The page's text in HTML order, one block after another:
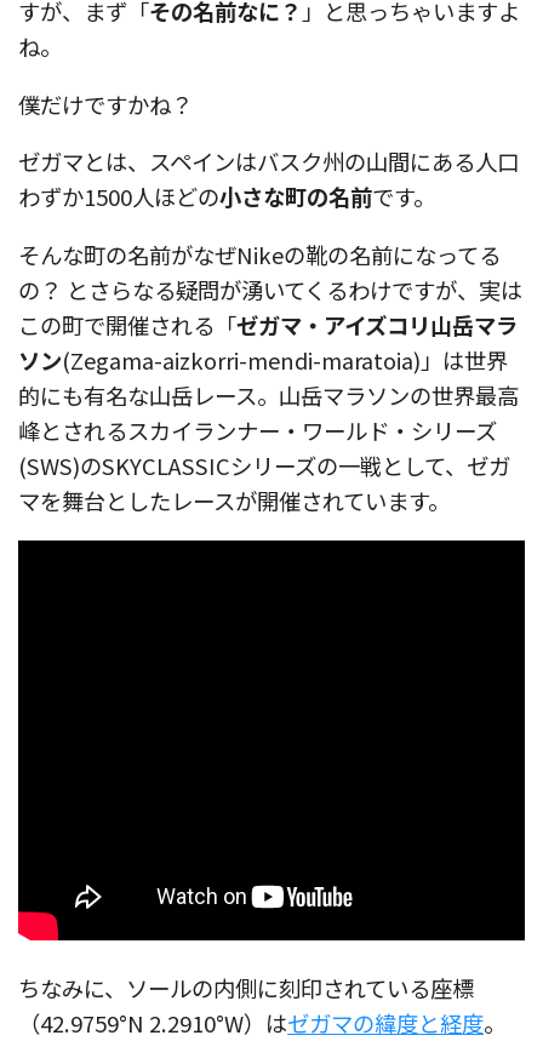
すが、まず「その名前なに？」と思っちゃいますよ
ね。
僕だけですかね？
ゼガマとは、スペインはバスク州の山間にある人口
わずか1500人ほどの小さな町の名前です。
そんな町の名前がなぜNikeの靴の名前になってる
の？ とさらなる疑問が湧いてくるわけですが、実は
この町で開催される「ゼガマ・アイズコリ山岳マラ
ソン(Zegama-aizkorri-mendi-maratoia)」は世界
的にも有名な山岳レース。山岳マラソンの世界最高
峰とされるスカイランナー・ワールド・シリーズ
(SWS)のSKYCLASSICシリーズの一戦として、ゼガ
マを舞台としたレースが開催されています。
ちなみに、ソールの内側に刻印されている座標
（42.9759°N 2.2910°W）はゼガマの緯度と経度。